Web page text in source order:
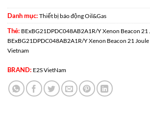
Danh mục: Thiết bị báo động Oil&Gas
Thẻ: BExBG21DPDC048AB2A1R/Y Xenon Beacon 21
BExBG21DPDC048AB2A1R/Y Xenon Beacon 21 Joule
Vietnam
BRAND: E2S VietNam